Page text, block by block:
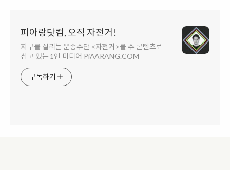
피아랑닷컴, 오직 자전거!
지구를 살리는 운송수단 <자전거>를 주 콘텐츠로
삼고 있는 1인 미디어 PiAARANG.COM
구독하기